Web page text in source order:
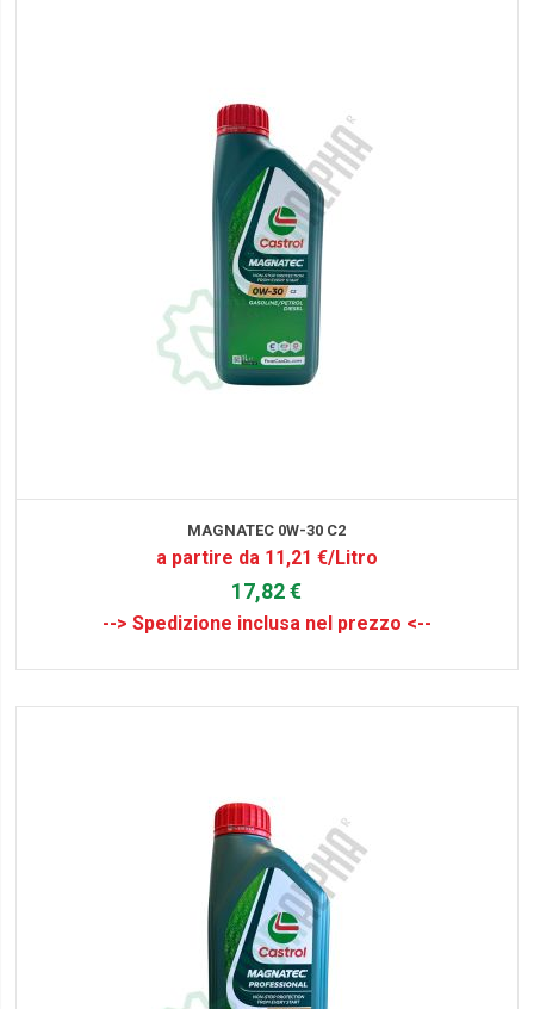
MAGNATEC 0W-30 C2
a partire da 11,21 €/Litro
17,82 €